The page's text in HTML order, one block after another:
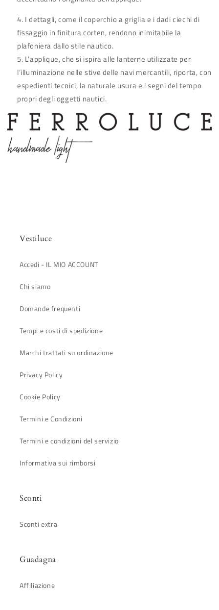
I dettagli, come il coperchio a griglia e i dadi ciechi di
fissaggio in finitura corten, rendono inimitabile la
plafoniera dallo stile nautico.
L’applique, che si ispira alle lanterne utilizzate per
l’illuminazione nelle stive delle navi mercantili, riporta, con
espedienti tecnici, la naturale usura e i segni del tempo
propri degli oggetti nautici.
Vestiluce
Accedi - IL MIO ACCOUNT
Chi siamo
Domande frequenti
Tempi e costi di spedizione
Marchi trattati su ordinazione
Privacy Policy
Cookie Policy
Termini e Condizioni
Termini e condizioni del servizio
Informativa sui rimborsi
Sconti
Sconti extra
Guadagna
Affiliazione